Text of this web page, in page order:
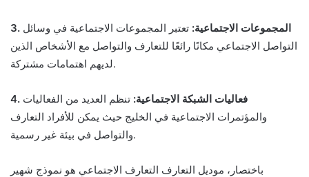
3. المجموعات الاجتماعية: تعتبر المجموعات الاجتماعية في وسائل
التواصل الاجتماعي مكانًا رائعًا للتعارف والتواصل مع الأشخاص الذين
لديهم اهتمامات مشتركة.
4. فعاليات الشبكة الاجتماعية: تنظم العديد من الفعاليات
والمؤتمرات الاجتماعية في الخليج حيث يمكن للأفراد التعارف
والتواصل في بيئة غير رسمية.
باختصار، موديل التعارف التعارف الاجتماعي هو نموذج شهير